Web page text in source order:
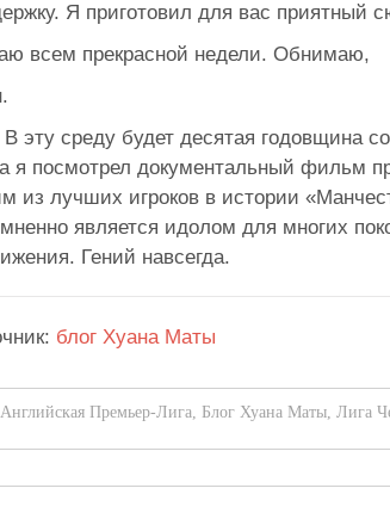
Я приготовил для вас
всем прекрасной недели. Обнимаю,
В эту среду будет десятая годовщина
я посмотрел документальный фильм
из лучших игроков в истории
является идолом для многих
Гений навсегда.
блог Хуана Маты
Английская Премьер-Лига, Блог Хуана Маты, Лига